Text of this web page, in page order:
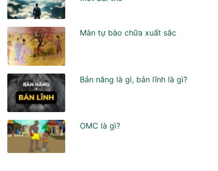
Màn tự bào chữa xuất sắc
Bản năng là gì, bản lĩnh là gì?
OMC là gì?